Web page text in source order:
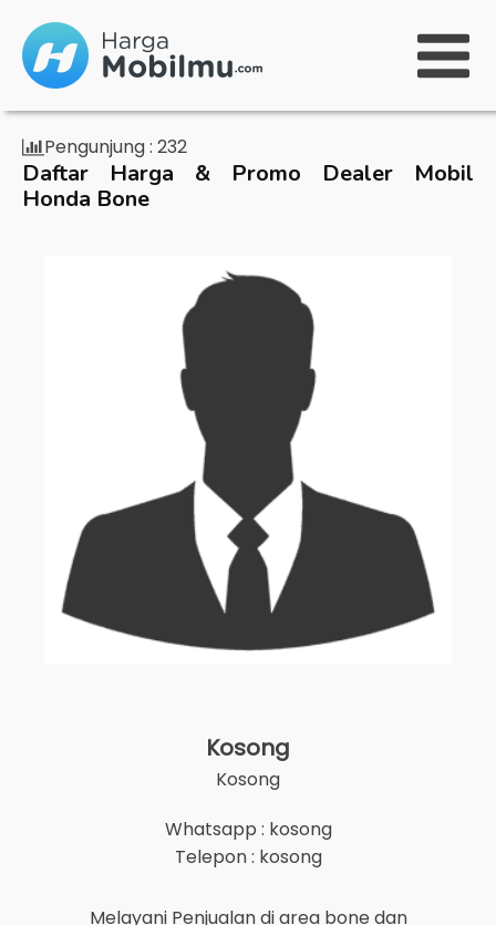
Pengunjung : 232
Daftar Harga & Promo Dealer Mobil
Honda Bone
Kosong
Kosong
Whatsapp : kosong
Telepon : kosong
Melayani Penjualan di area bone dan